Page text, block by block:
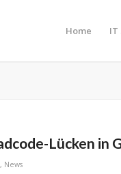
Home IT
Lücken in
, News